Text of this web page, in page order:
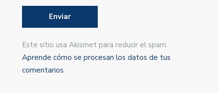
Este sitio usa Akismet para reducir el spam.
Aprende cómo se procesan los datos de tus
comentarios.